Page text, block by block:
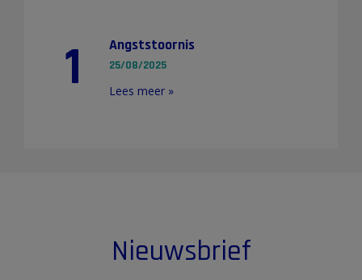
1 Angststoornis
25/08/2025
Lees meer »
Nieuwsbrief